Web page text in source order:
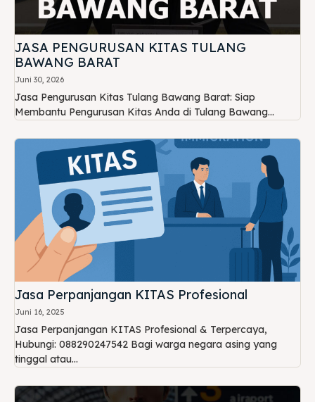
JASA PENGURUSAN KITAS TULANG
BAWANG BARAT
Juni 30, 2026
Jasa Pengurusan Kitas Tulang Bawang Barat: Siap
Membantu Pengurusan Kitas Anda di Tulang Bawang...
Jasa Perpanjangan KITAS Profesional
Juni 16, 2025
Jasa Perpanjangan KITAS Profesional & Terpercaya,
Hubungi: 088290247542 Bagi warga negara asing yang
tinggal atau...